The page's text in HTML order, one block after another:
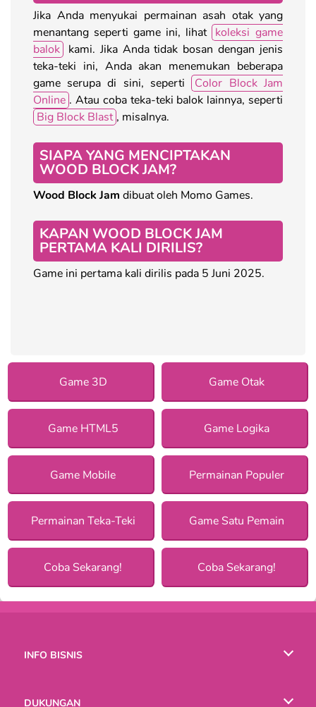
Jika Anda menyukai permainan asah otak yang
menantang seperti game ini, lihat koleksi game
balok kami. Jika Anda tidak bosan dengan jenis
teka-teki ini, Anda akan menemukan beberapa
game serupa di sini, seperti
Color Block Jam
Online . Atau coba teka-teki balok lainnya, seperti
Big Block Blast , misalnya.
SIAPA YANG MENCIPTAKAN
WOOD BLOCK JAM?
Wood Block Jam dibuat oleh Momo Games.
KAPAN WOOD BLOCK JAM
PERTAMA KALI DIRILIS?
Game ini pertama kali dirilis pada 5 Juni 2025.
Game 3D Game Otak
Game HTML5 Game Logika
Game Mobile Permainan Populer
Permainan Teka-Teki Game Satu Pemain
Coba Sekarang! Coba Sekarang!
INFO BISNIS
DUKUNGAN